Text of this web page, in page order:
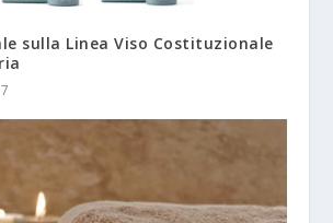
sulla Linea Viso Costituzionale